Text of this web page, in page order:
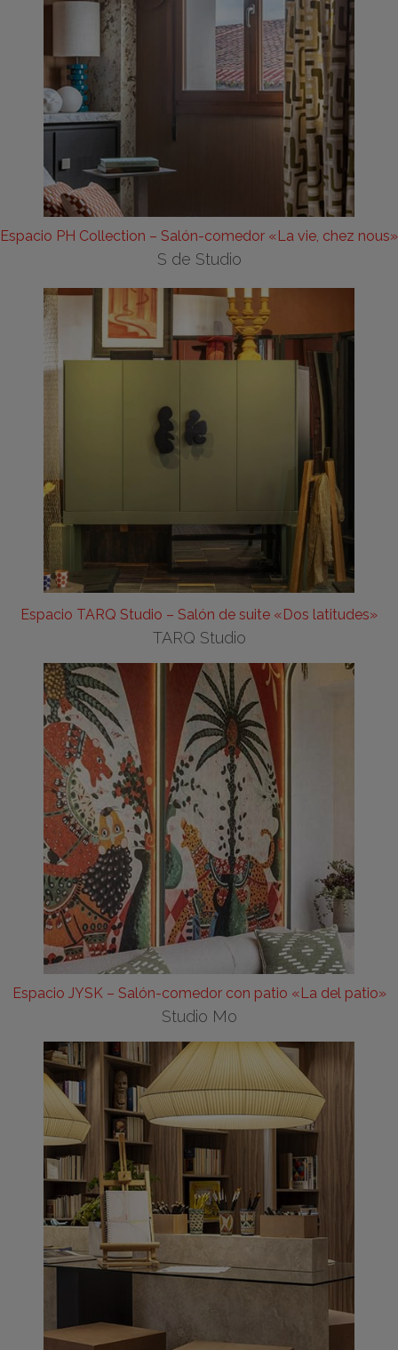
Espacio PH Collection – Salón-comedor «La vie, chez nous»
S de Studio
Espacio TARQ Studio – Salón de suite «Dos latitudes»
TARQ Studio
Espacio JYSK – Salón-comedor con patio «La del patio»
Studio Mo